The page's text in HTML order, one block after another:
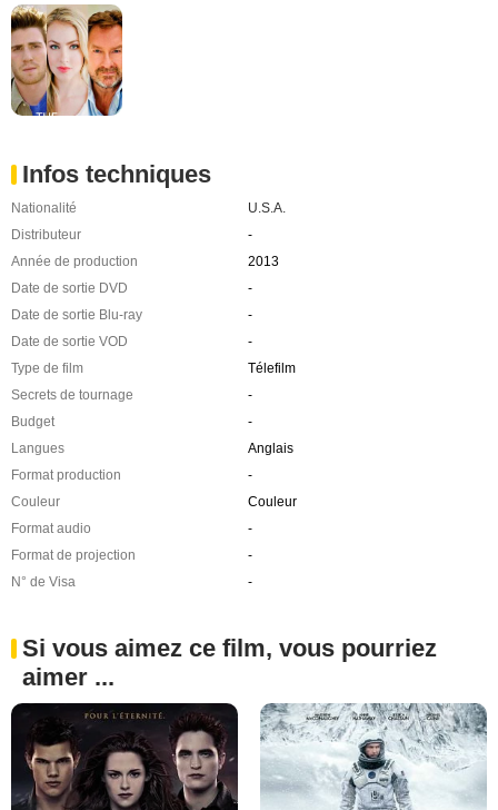
Infos techniques
Nationalité
U.S.A.
Distributeur
-
Année de production
2013
Date de sortie DVD
-
Date de sortie Blu-ray
-
Date de sortie VOD
-
Type de film
Télefilm
Secrets de tournage
-
Budget
-
Langues
Anglais
Format production
-
Couleur
Couleur
Format audio
-
Format de projection
-
N° de Visa
-
Si vous aimez ce film, vous pourriez
aimer ...